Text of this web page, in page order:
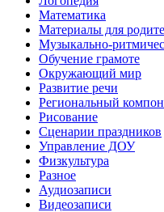
Математика
Материалы для
Музыкально-
Обучение грамоте
Окружающий мир
Развитие речи
Региональный
Рисование
Сценарии праздников
Управление ДОУ
Физкультура
Разное
Аудиозаписи
Видеозаписи